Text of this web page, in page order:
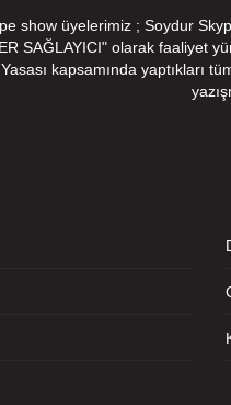
show üyelerimiz ; Soydur
SAĞLAYICI" olarak faaliyet
kapsamında yaptıkları